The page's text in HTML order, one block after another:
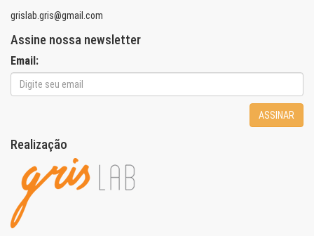
grislab.gris@gmail.com
Assine nossa newsletter
Email:
ASSINAR
Realização